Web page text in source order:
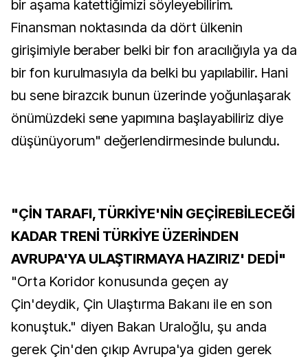
bir aşama katettiğimizi söyleyebilirim.
Finansman noktasında da dört ülkenin
girişimiyle beraber belki bir fon aracılığıyla ya da
bir fon kurulmasıyla da belki bu yapılabilir. Hani
bu sene birazcık bunun üzerinde yoğunlaşarak
önümüzdeki sene yapımına başlayabiliriz diye
düşünüyorum" değerlendirmesinde bulundu.
"ÇİN TARAFI, TÜRKİYE'NİN GEÇİREBİLECEĞİ
KADAR TRENİ TÜRKİYE ÜZERİNDEN
AVRUPA'YA ULAŞTIRMAYA HAZIRIZ' DEDİ"
"Orta Koridor konusunda geçen ay
Çin'deydik, Çin Ulaştırma Bakanı ile en son
konuştuk." diyen Bakan Uraloğlu, şu anda
gerek Çin'den çıkıp Avrupa'ya giden gerek